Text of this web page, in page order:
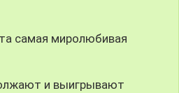
самая миролюбивая
и выигрывают